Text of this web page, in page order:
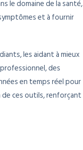
le domaine de la santé,
et à fournir
les aidant à mieux
des
en temps réel pour
ces outils, renforçant